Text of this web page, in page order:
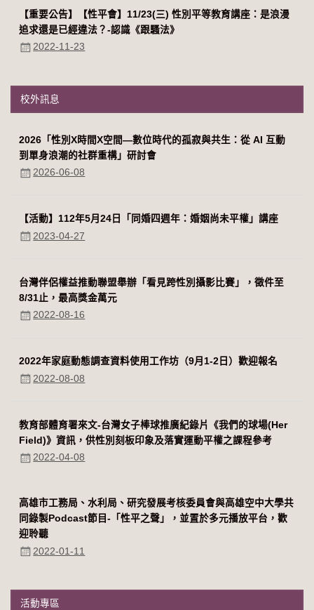
【重要公告】【性平會】11/23(三) 性別平等教育講座：是浪漫
追求還是已經違法？-認識《跟騷法》
2022-11-23
校外訊息
2026「性別Χ時間Χ空間—數位時代的孤寂與共生：從 AI 互動
到單身浪潮的社群重構」研討會
2026-06-08
【活動】112年5月24日「同婚四週年：婚姻尚未平權」講座
2023-04-27
台灣伴侶權益推動聯盟舉辦「看見跨性別攝影比賽」，徵件至
8/31止，最高獎金萬元
2022-08-16
2022年家庭動態調查資料使用工作坊（9月1-2日）歡迎報名
2022-08-08
教育部體育署來文-台灣女子棒球推廣紀錄片《我們的球場(Her
Field)》資訊，供性別刻板印象及落實運動平權之課程參考
2022-04-08
高雄市工務局、水利局、研究發展考核委員會與高雄空中大學共
同錄製Podcast節目-「性平之聲」，並置於多元播放平台，歡
迎聆聽
2022-01-11
活動專區